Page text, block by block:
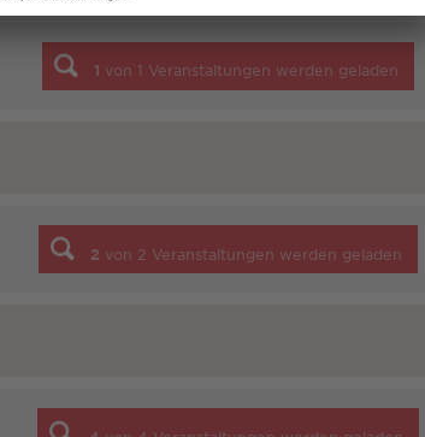
1 von 1 Veranstaltungen werden geladen
2 von 2 Veranstaltungen werden geladen